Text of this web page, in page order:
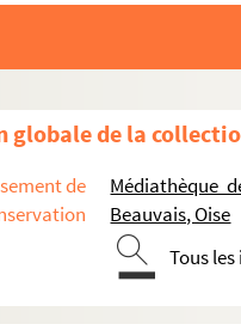
globale de la
de
Médiathèque
Beauvais, Oise
Tous